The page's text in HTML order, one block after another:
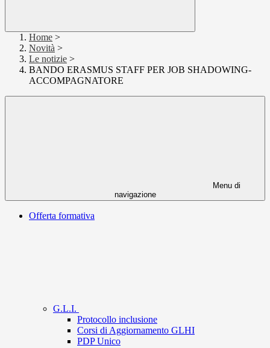
Home >
Novità >
Le notizie >
BANDO ERASMUS STAFF PER JOB SHADOWING-
ACCOMPAGNATORE
Menu di
navigazione
Offerta formativa
G.L.I.
Protocollo inclusione
Corsi di Aggiornamento GLHI
PDP Unico